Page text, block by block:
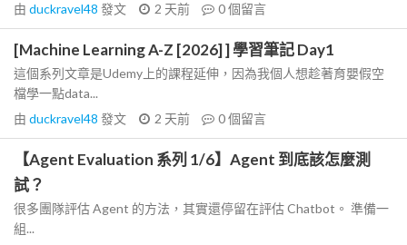
由 duckravel48 發文 2 天前 0個留言
[Machine Learning A-Z [2026] ] 學習筆記 Day1
這個系列文章是Udemy上的課程延伸，因為我個人想趁著育嬰假空
檔學一點data...
由 duckravel48 發文 2 天前 0個留言
【Agent Evaluation 系列 1/6】Agent 到底該怎麼測
試？
很多團隊評估 Agent 的方法，其實還停留在評估 Chatbot。 準備一
組...